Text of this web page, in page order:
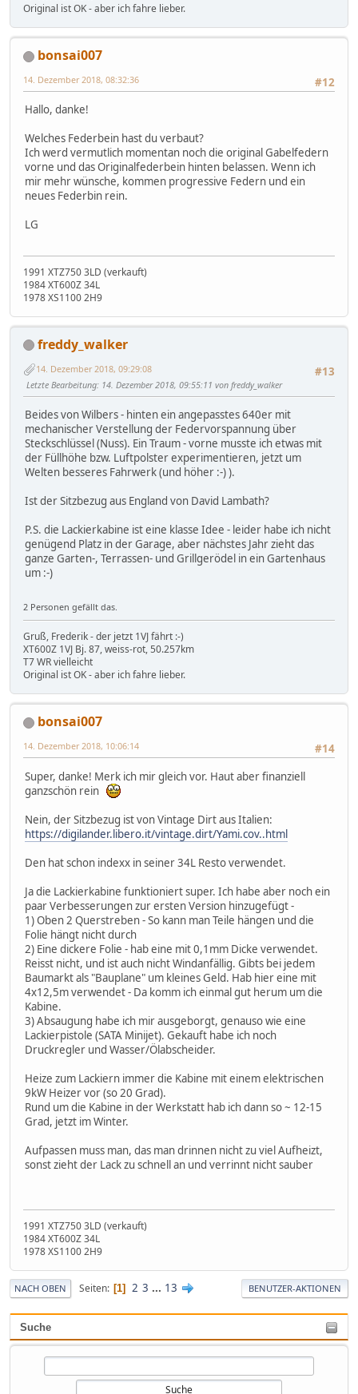
Suche
Original ist OK - aber ich fahre lieber.
bonsai007
#12
14. Dezember 2018, 08:32:36
Hallo, danke!
Welches Federbein hast du verbaut?
Ich werd vermutlich momentan noch die original Gabelfedern
vorne und das Originalfederbein hinten belassen. Wenn ich
mir mehr wünsche, kommen progressive Federn und ein
neues Federbin rein.
LG
1991 XTZ750 3LD (verkauft)
1984 XT600Z 34L
1978 XS1100 2H9
freddy_walker
#13
14. Dezember 2018, 09:29:08
Letzte Bearbeitung: 14. Dezember 2018, 09:55:11 von freddy_walker
Beides von Wilbers - hinten ein angepasstes 640er mit
mechanischer Verstellung der Federvorspannung über
Steckschlüssel (Nuss). Ein Traum - vorne musste ich etwas mit
der Füllhöhe bzw. Luftpolster experimentieren, jetzt um
Welten besseres Fahrwerk (und höher :-) ).
Ist der Sitzbezug aus England von David Lambath?
P.S. die Lackierkabine ist eine klasse Idee - leider habe ich nicht
genügend Platz in der Garage, aber nächstes Jahr zieht das
ganze Garten-, Terrassen- und Grillgerödel in ein Gartenhaus
um :-)
2 Personen gefällt das.
Gruß, Frederik - der jetzt 1VJ fährt :-)
XT600Z 1VJ Bj. 87, weiss-rot, 50.257km
T7 WR vielleicht
Original ist OK - aber ich fahre lieber.
bonsai007
#14
14. Dezember 2018, 10:06:14
Super, danke! Merk ich mir gleich vor. Haut aber finanziell
ganzschön rein
Nein, der Sitzbezug ist von Vintage Dirt aus Italien:
https://digilander.libero.it/vintage.dirt/Yami.cov..html
Den hat schon indexx in seiner 34L Resto verwendet.
Ja die Lackierkabine funktioniert super. Ich habe aber noch ein
paar Verbesserungen zur ersten Version hinzugefügt -
1) Oben 2 Querstreben - So kann man Teile hängen und die
Folie hängt nicht durch
2) Eine dickere Folie - hab eine mit 0,1mm Dicke verwendet.
Reisst nicht, und ist auch nicht Windanfällig. Gibts bei jedem
Baumarkt als "Bauplane" um kleines Geld. Hab hier eine mit
4x12,5m verwendet - Da komm ich einmal gut herum um die
Kabine.
3) Absaugung habe ich mir ausgeborgt, genauso wie eine
Lackierpistole (SATA Minijet). Gekauft habe ich noch
Druckregler und Wasser/Ölabscheider.
Heize zum Lackiern immer die Kabine mit einem elektrischen
9kW Heizer vor (so 20 Grad).
Rund um die Kabine in der Werkstatt hab ich dann so ~ 12-15
Grad, jetzt im Winter.
Aufpassen muss man, das man drinnen nicht zu viel Aufheizt,
sonst zieht der Lack zu schnell an und verrinnt nicht sauber
1991 XTZ750 3LD (verkauft)
1984 XT600Z 34L
1978 XS1100 2H9
NACH OBEN Seiten 1 2 3 ... 13 BENUTZER-AKTIONEN